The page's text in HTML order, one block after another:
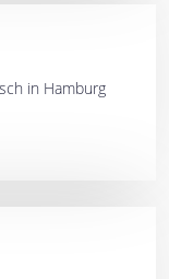
in Hamburg